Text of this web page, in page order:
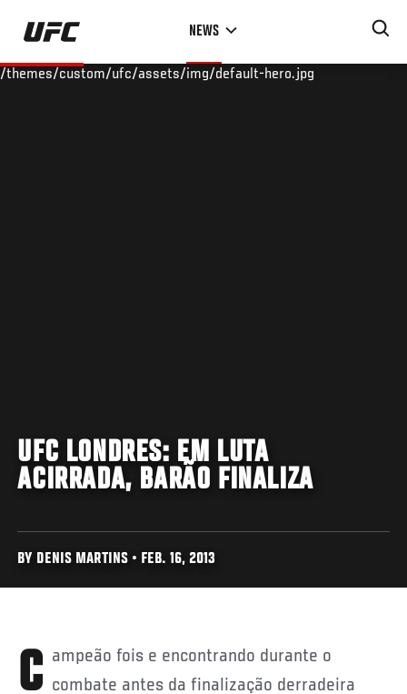
Skip
main
NEWS
/themes/custom/ufc/assets/img/default-hero.jpg
UFC LONDRES: EM LUTA
ACIRRADA, BARÃO FINALIZA
BY DENIS MARTINS • FEB. 16, 2013
Campeão fois e encontrando durante o combate antes da finalização derradeira